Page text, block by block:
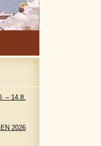
– 14.8.
2026